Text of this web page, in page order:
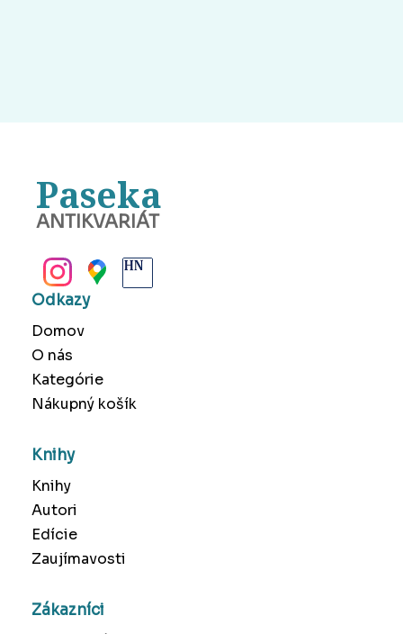
Paseka
ANTIKVARIÁT
Odkazy
Domov
O nás
Kategórie
Nákupný košík
Knihy
Knihy
Autori
Edície
Zaujímavosti
Zákazníci